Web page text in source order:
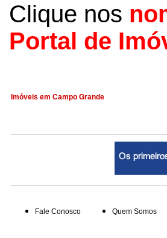
Clique nos
Portal de
Imóveis em Campo Grande
Fale Conosco Quem Somos